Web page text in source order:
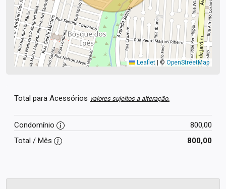
Leaflet © OpenStreetMap
Total para Acessórios valores sujeitos a alteração.
Condomínio
800,00
Total / Mês
800,00